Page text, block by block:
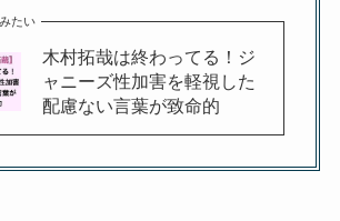
たい
木村拓哉は終わってる！ジ
ャニーズ性加害を軽視した
配慮ない言葉が致命的